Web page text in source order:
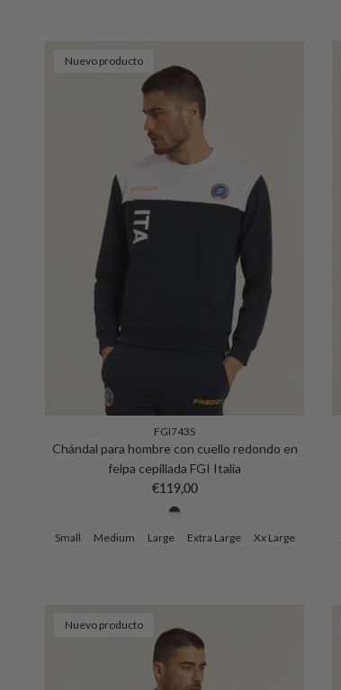
Nuevo producto
FGI743S
Chándal para hombre con cuello redondo en
felpa cepillada FGI Italia
Precio normal
€119,00
Small Medium Large Extra Large Xx Large
Nuevo producto